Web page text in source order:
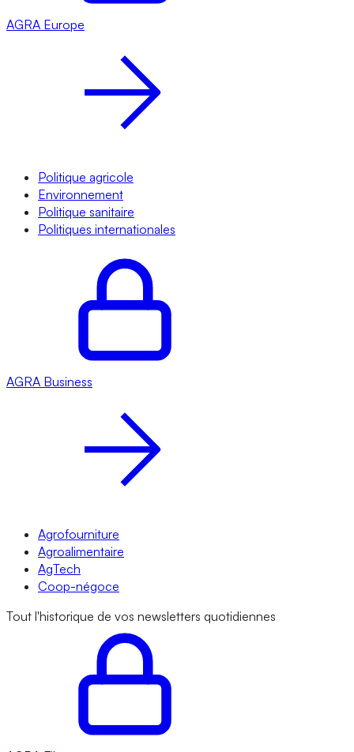
AGRA Europe
Politique agricole
Environnement
Politique sanitaire
Politiques internationales
AGRA Business
Agrofourniture
Agroalimentaire
AgTech
Coop-négoce
Tout l'historique de vos newsletters quotidiennes